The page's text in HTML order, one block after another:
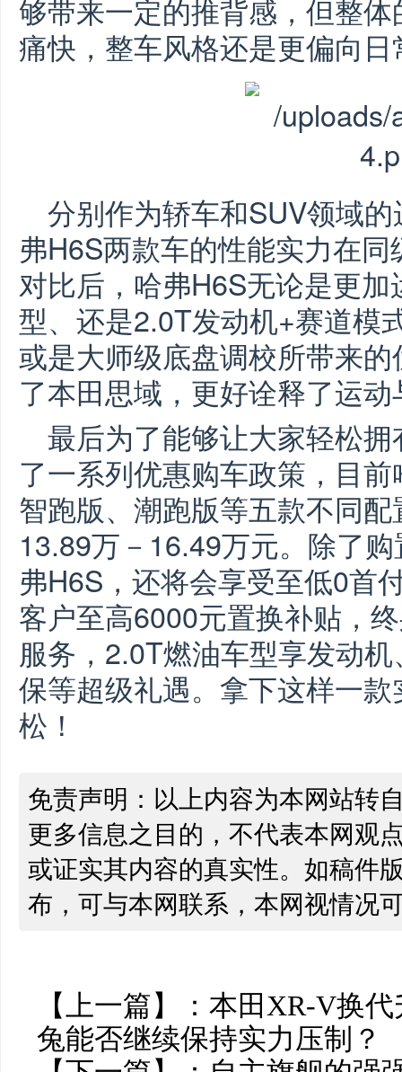
够带来一定的推背感，但整
痛快，整车风格还是更偏向
分别作为轿车和SUV领域
弗H6S两款车的性能实力在
对比后，哈弗H6S无论是更
型、还是2.0T发动机+赛道模
或是大师级底盘调校所带来
了本田思域，更好诠释了运
最后为了能够让大家轻松
了一系列优惠购车政策，目
智跑版、潮跑版等五款不同
13.89万－16.49万元。除了
弗H6S，还将会享受至低0首
客户至高6000元置换补贴，
服务，2.0T燃油车型享发动
保等超级礼遇。拿下这样一
松！
免责声明：以上内容为本网站转
更多信息之目的，不代表本网观
或证实其内容的真实性。如稿件
布，可与本网联系，本网视情况
【上一篇】： 本田XR-V换
兔能否继续保持实力压制？